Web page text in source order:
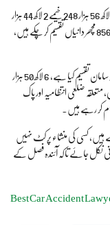
شرجیل میمن نے کہا کہ سیلاب سے متاثرہ افراد میں اب تک 2 لاکھ 56 ہزار 248 خیمے 2 لاکھ 44 ہزار
867 ترپال تقسیم ہوئے ہیں، سیلاب متاثرین میں 19 لاکھ 80 ہزار 856 مچھر دانیاں تقسیم کر چکے ہیں،
ان کا کہنا تھا کہ سیلاب متاثرین میں 31 ہزار 198 کچن سیٹس اور دیگر سامان تقسیم کیا ہے، 6 لاکھ 50 ہزار
ضلعی انتظامیہ اور پاک
کر رہے ہیں۔
ہیں، کسی کی منشاء پر کٹ نہیں
نکل جائے تاکہ آئندہ فصل کے
Best Car Accident